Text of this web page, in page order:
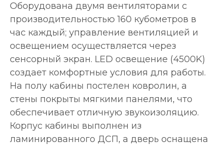
Оборудована двумя вентиляторами с
производительностью 160 кубометров в
час каждый; управление вентиляцией и
освещением осуществляется через
сенсорный экран. LED освещение (4500K)
создает комфортные условия для работы.
На полу кабины постелен ковролин, а
стены покрыты мягкими панелями, что
обеспечивает отличную звукоизоляцию.
Корпус кабины выполнен из
ламинированного ДСП, а дверь оснащена